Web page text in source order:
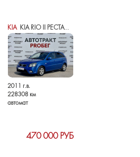
KIAKIA RIO II РЕСТАЙЛИНГ
2011 г.в.
228308 км
автомат
470 000 РУБ